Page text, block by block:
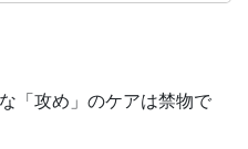
「攻め」のケアは禁物で